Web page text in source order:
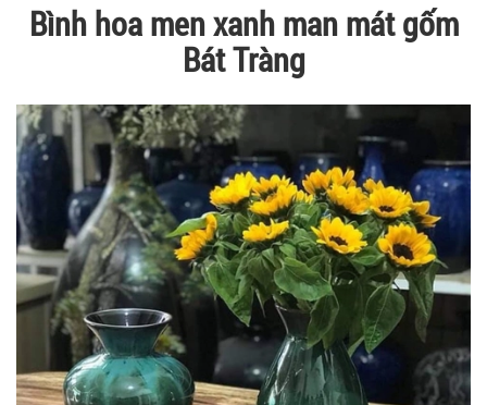
Bình hoa men xanh man mát gốm
Bát Tràng